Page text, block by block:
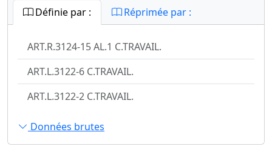
Définie par : Réprimée par :
ART.R.3124-15 AL.1 C.TRAVAIL.
ART.L.3122-6 C.TRAVAIL.
ART.L.3122-2 C.TRAVAIL.
Données brutes